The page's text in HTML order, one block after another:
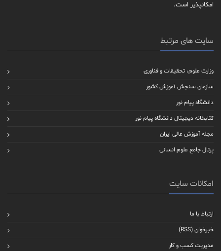
امکانپذیر است.
سایت های مرتبط
وزارت علوم، تحقیقات و فناوری
سازمان سنجش آموزش کشور
دانشگاه پیام نور
کتابخانه دیجیتال دانشگاه پیام نور
مجله آموزش عالی ایران
پرتال جامع علوم انسانی
امکانات سایت
ارتباط با ما
خبرخوان (RSS)
مدیریت کسب و کار